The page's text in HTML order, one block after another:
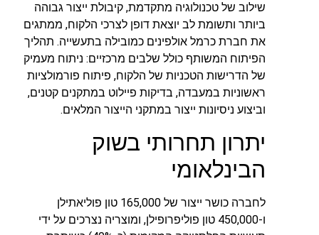
שילוב של טכנולוגיה מתקדמת, קיבולת ייצור גבוהה
ביותר ותשומת לב יוצאת דופן לצרכי הלקוח, ממתגים
את חברת כרמל אולפינים כמובילה בתעשייה. תהליך
הפיתוח המשותף כולל שלבים מרכזיים: ניתוח מעמיק
של הדרישות הטכניות של הלקוח, פיתוח פורמולציות
ראשוניות במעבדה, בדיקות פיילוט במתקנים קטנים,
וביצוע ניסיונות ייצור במתקני הייצור המלאים.
יתרון תחרותי בשוק
הבינלאומי
לחברה כושר ייצור של 165,000 טון פוליאתילן
ו-450,000 טון פוליפרופילן, ומוצריה נצרכים על ידי